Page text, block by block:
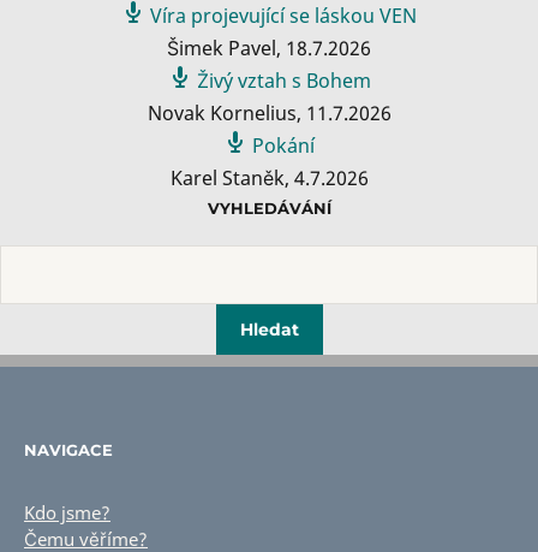
Víra projevující se láskou VEN
Šimek Pavel, 18.7.2026
Živý vztah s Bohem
Novak Kornelius, 11.7.2026
Pokání
Karel Staněk, 4.7.2026
VYHLEDÁVÁNÍ
NAVIGACE
Kdo jsme?
Čemu věříme?